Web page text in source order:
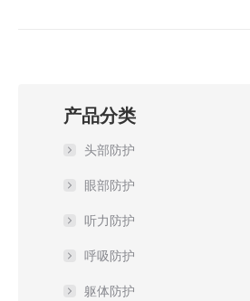
产品分类
头部防护
眼部防护
听力防护
呼吸防护
躯体防护